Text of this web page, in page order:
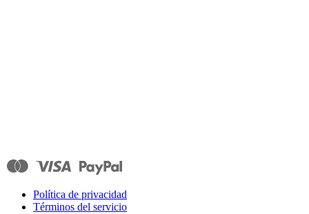
Política de privacidad
Términos del servicio